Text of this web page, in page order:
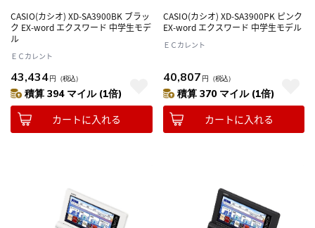
CASIO(カシオ) XD-SA3900BK ブラッ
ク EX-word エクスワード 中学生モデ
ル
ＥＣカレント
43,434円 （税込）
積算 394 マイル (1倍)
カートに入れる
CASIO(カシオ) XD-SA3900PK ピンク
EX-word エクスワード 中学生モデル
ＥＣカレント
40,807 円 （税込）
積算 370 マイル (1倍)
カートに入れる